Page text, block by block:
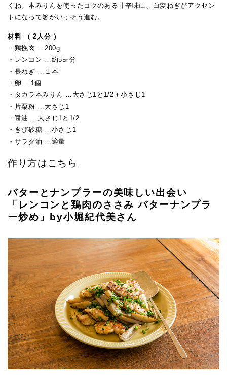
くね。本みりんを使ったコクのある甘辛味に、白髪ねぎがアクセン
トになって箸がいっそう進む。
材料 （ 2人分 ）
・鶏挽肉 …200g
・レンコン …約5㎝分
・長ねぎ …１本
・卵 …1個
・タカラ本みりん …大さじ1と1/2＋小さじ1
・片栗粉 …大さじ1
・醤油 …大さじ1と1/2
・きび砂糖 …小さじ1
・サラダ油 …適量
作り方はこちら
バターとナンプラーの美味しい出会い
「レンコンと鶏肉のささみ バターナンプラ
ー炒め」by小堀紀代美さん